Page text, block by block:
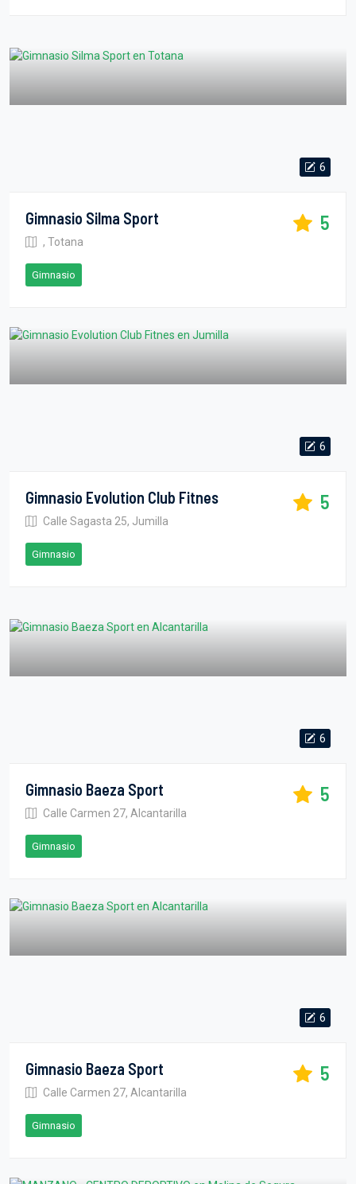
6
Gimnasio Silma Sport
, Totana
5
Gimnasio
6
Gimnasio Evolution Club Fitnes
Calle Sagasta 25, Jumilla
5
Gimnasio
6
Gimnasio Baeza Sport
Calle Carmen 27, Alcantarilla
5
Gimnasio
6
Gimnasio Baeza Sport
Calle Carmen 27, Alcantarilla
5
Gimnasio